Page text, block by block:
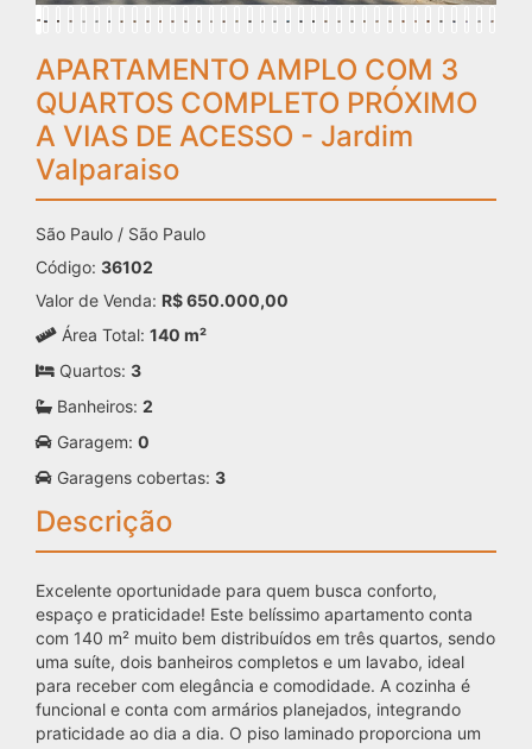
APARTAMENTO AMPLO COM 3
QUARTOS COMPLETO PRÓXIMO
A VIAS DE ACESSO - Jardim
Valparaiso
São Paulo / São Paulo
Código: 36102
Valor de Venda: R$ 650.000,00
Área Total: 140 m²
Quartos: 3
Banheiros: 2
Garagem: 0
Garagens cobertas: 3
Descrição
Excelente oportunidade para quem busca conforto,
espaço e praticidade! Este belíssimo apartamento conta
com 140 m² muito bem distribuídos em três quartos, sendo
uma suíte, dois banheiros completos e um lavabo, ideal
para receber com elegância e comodidade. A cozinha é
funcional e conta com armários planejados, integrando
praticidade ao dia a dia. O piso laminado proporciona um